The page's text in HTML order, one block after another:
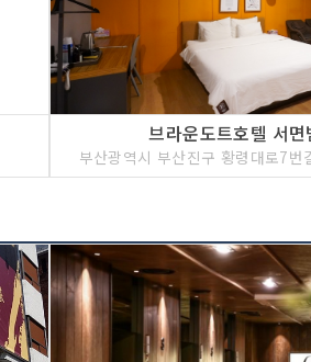
브라운도트호텔 서면
부산광역시 부산진구 황령대로7